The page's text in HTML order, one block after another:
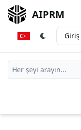
AIPRM
Giriş